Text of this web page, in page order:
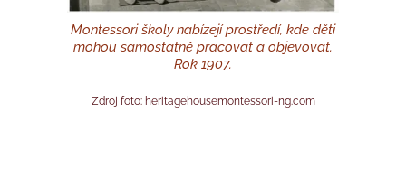
Montessori školy nabízejí prostředí, kde děti
mohou samostatně pracovat a objevovat.
Rok 1907.
Zdroj foto: heritagehousemontessori-ng.com